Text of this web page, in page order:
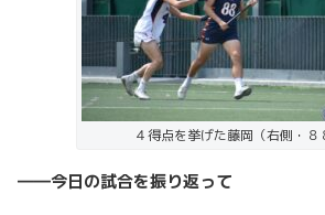
４得点を挙げた藤岡（右側・８
――今日の試合を振り返って